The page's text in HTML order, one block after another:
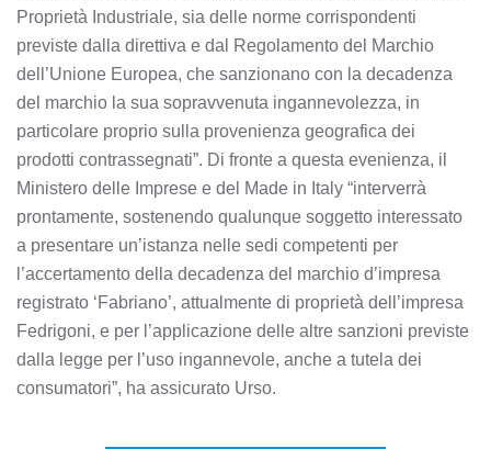
Proprietà Industriale, sia delle norme corrispondenti
previste dalla direttiva e dal Regolamento del Marchio
dell’Unione Europea, che sanzionano con la decadenza
del marchio la sua sopravvenuta ingannevolezza, in
particolare proprio sulla provenienza geografica dei
prodotti contrassegnati”. Di fronte a questa evenienza, il
Ministero delle Imprese e del Made in Italy “interverrà
prontamente, sostenendo qualunque soggetto interessato
a presentare un’istanza nelle sedi competenti per
l’accertamento della decadenza del marchio d’impresa
registrato ‘Fabriano’, attualmente di proprietà dell’impresa
Fedrigoni, e per l’applicazione delle altre sanzioni previste
dalla legge per l’uso ingannevole, anche a tutela dei
consumatori”, ha assicurato Urso.